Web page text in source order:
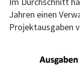
Jahren einen
Projektausgaben